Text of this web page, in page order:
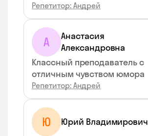
Репетитор: Андрей
А
Анастасия
Александровна
Классный преподаватель с
отличным чувством юмора
Репетитор: Андрей
Ю Юрий Владимирович